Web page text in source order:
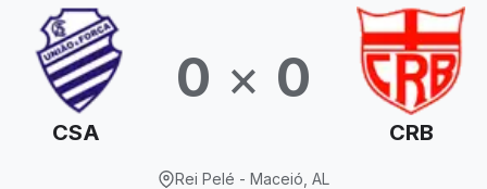
CSA
0 × 0
CRB
Rei Pelé - Maceió, AL